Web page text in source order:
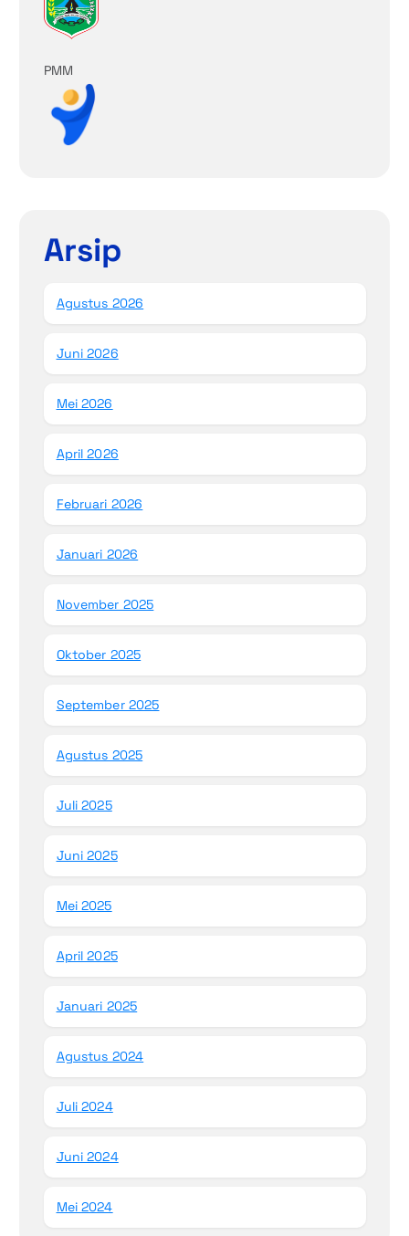
PMM
Arsip
Agustus 2026
Juni 2026
Mei 2026
April 2026
Februari 2026
Januari 2026
November 2025
Oktober 2025
September 2025
Agustus 2025
Juli 2025
Juni 2025
Mei 2025
April 2025
Januari 2025
Agustus 2024
Juli 2024
Juni 2024
Mei 2024